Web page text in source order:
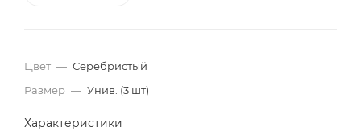
Цвет — Серебристый
Размер — Унив. (3 шт)
Характеристики